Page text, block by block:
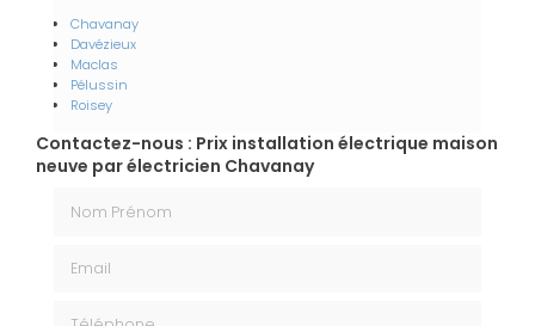
Chavanay
Davézieux
Maclas
Pélussin
Roisey
Contactez-nous : Prix installation électrique maison
neuve par électricien Chavanay